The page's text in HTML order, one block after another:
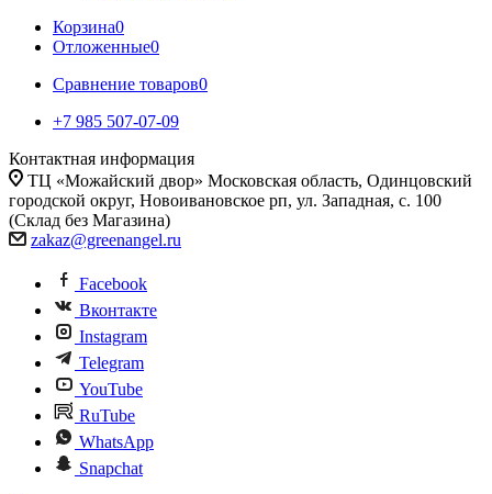
Корзина0
Отложенные0
Сравнение товаров0
+7 985 507-07-09
Контактная информация
ТЦ «Можайский двор» Московская область, Одинцовский
городской округ, Новоивановское рп, ул. Западная, с. 100
(Склад без Магазина)
zakaz@greenangel.ru
Facebook
Вконтакте
Instagram
Telegram
YouTube
RuTube
WhatsApp
Snapchat